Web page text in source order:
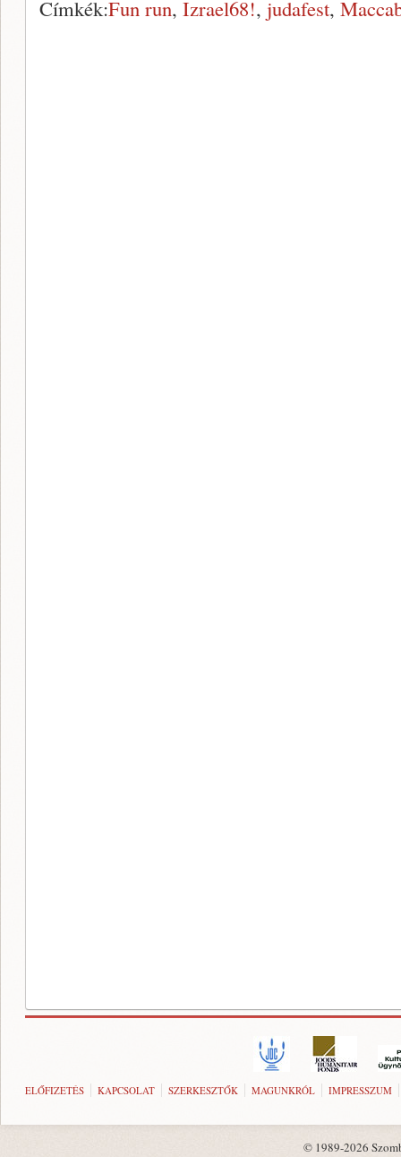
Címkék:Fun run, Izrael68!, judafest,
ELŐFIZETÉS KAPCSOLAT SZERKESZTŐK MAGUNKRÓL IMPRESSZUM
© 1989-2026